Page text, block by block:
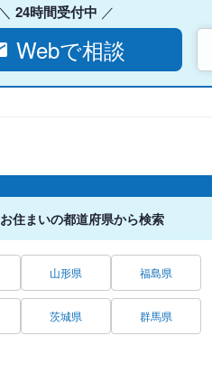
24時間受付中
Webで相談
お住まいの都道府県から検索
山形県 福島県
茨城県 群馬県